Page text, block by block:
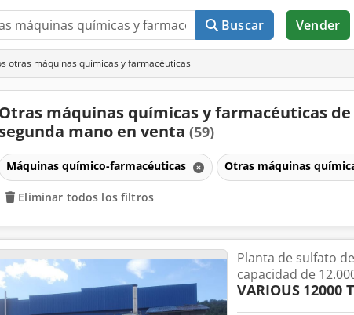
Buscar Vender
otras máquinas químicas y farmacéuticas
Otras máquinas químicas y farmacéuticas de
segunda mano en venta (59)
Máquinas químico-farmacéuticas Otras máquinas
Eliminar todos los filtros
Planta de sulfato
capacidad de
VARIOUS 12000